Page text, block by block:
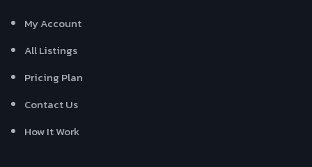
My Account
All Listings
Pricing Plan
Contact Us
How It Work